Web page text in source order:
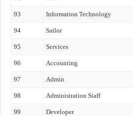
93 Information Technology
94 Sailor
95 Services
96 Accounting
97 Admin
98 Administration Staff
99 Developer